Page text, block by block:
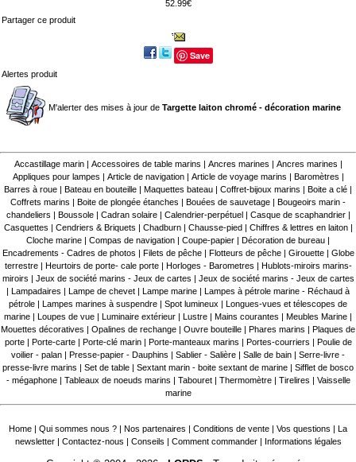
52.99€
Partager ce produit
Save
Alertes produit
M'alerter des mises à jour de Targette laiton chromé - décoration marine
Accastillage marin| Accessoires de table marins Ancres marines Ancres marines
Appliques pour lampes
Article de navigation| Article de voyage marins Baromètres
Barres à roue
Bateau en bouteille Maquettes bateau Coffret-bijoux marins Boite a clé
Coffrets marins
Boite de plongée étanches Bouées de sauvetage
Bougeoirs marin -
chandeliers
Boussole| Cadran solaire| Calendrier-perpétuel Casque de scaphandrier|
Casquettes
Cendriers & Briquets Chadburn| Chausse-pied Chiffres & lettres en laiton|
Cloche marine
Compas de navigation Coupe-papier Décoration de bureau
Encadrements - Cadres de photos
Filets de pêche| Flotteurs de pêche| Girouette| Globe
terrestre| Heurtoirs de porte- cale porte| Horloges - Barometres
Hublots-miroirs marins-
miroirs
Jeux de société marins - Jeux de cartes
Jeux de société marins - Jeux de cartes
Lampadaires Lampe de chevet Lampe marine
Lampes à pétrole marine - Réchaud à
pétrole
Lampes marines à suspendre Spot lumineux
Longues-vues et télescopes de
marine
Loupes de vue Luminaire extérieur Lustre Mains courantes Meubles Marine
Mouettes décoratives
Opalines de rechange Ouvre bouteille Phares marins
Plaques de
porte| Porte-carte| Porte-clé marin Porte-manteaux marins Portes-courriers
Poulie de
voilier - palan
Presse-papier - Dauphins Sablier - Salière Salle de bain
Serre-livre -
presse-livre marins
Set de table Sextant marin - boite sextant de marine
Sifflet de bosco
- mégaphone| Tableaux de noeuds marins Tabouret| Thermomètre| Tirelires
Vaisselle
marine
Home Qui sommes nous ? Nos partenaires Conditions de vente Vos questions
La
newsletter
Contactez-nous Conseils Comment commander Informations légales